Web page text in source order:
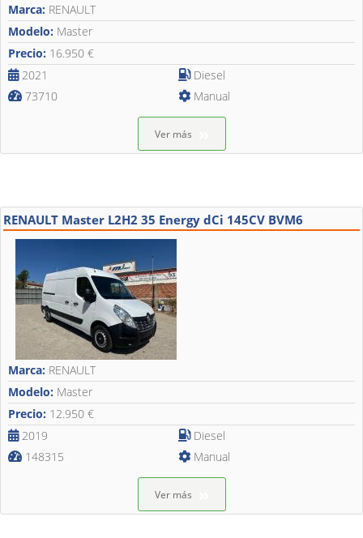
Marca: RENAULT
Modelo: Master
Precio: 16.950 €
2021
73710
Diesel
Manual
Ver más
RENAULT Master L2H2 35 Energy dCi 145CV BVM6
Marca: RENAULT
Modelo: Master
Precio: 12.950 €
2019
148315
Diesel
Manual
Ver más